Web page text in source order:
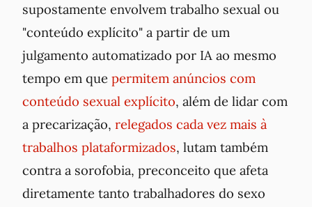
supostamente envolvem trabalho sexual ou
"conteúdo explícito" a partir de um
julgamento automatizado por IA ao mesmo
tempo em que permitem anúncios com
conteúdo sexual explícito, além de lidar com
a precarização, relegados cada vez mais à
trabalhos plataformizados, lutam também
contra a sorofobia, preconceito que afeta
diretamente tanto trabalhadores do sexo